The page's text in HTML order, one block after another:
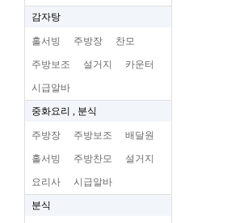
감자탕
홀서빙 주방장 찬모
주방보조 설거지 카운터
시급알바
중화요리 , 분식
주방장 주방보조 배달원
홀서빙 주방찬모 설거지
요리사 시급알바
분식